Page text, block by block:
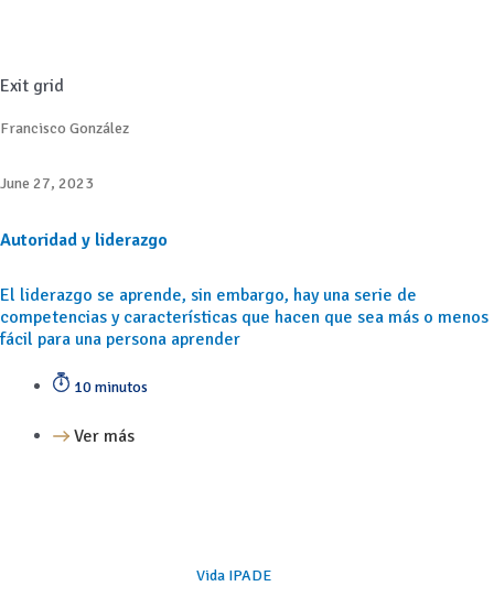
Exit grid
Francisco González
June 27, 2023
Autoridad y liderazgo
El liderazgo se aprende, sin embargo, hay una serie de
competencias y características que hacen que sea más o menos
fácil para una persona aprender
10 minutos
Ver más
Vida IPADE